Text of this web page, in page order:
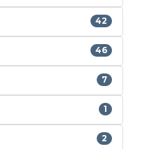
42
46
7
1
2